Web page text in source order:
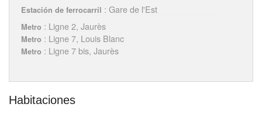
Estación de ferrocarril : Gare de l'Est
Metro : Ligne 2, Jaurès
Metro : Ligne 7, Louis Blanc
Metro : Ligne 7 bis, Jaurès
Habitaciones